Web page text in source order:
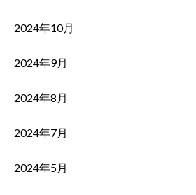
2024年10月
2024年9月
2024年8月
2024年7月
2024年5月